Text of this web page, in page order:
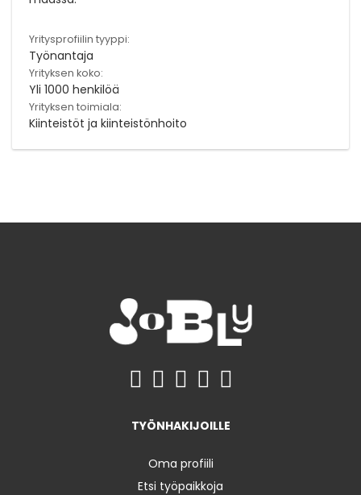
Yritysprofiilin tyyppi:
Työnantaja
Yrityksen koko:
Yli 1000 henkilöä
Yrityksen toimiala:
Kiinteistöt ja kiinteistönhoito
TYÖNHAKIJOILLE
Oma profiili
Etsi työpaikkoja